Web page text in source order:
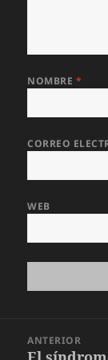
NOMBRE *
CORREO
WEB
ANTERIOR
Entrada